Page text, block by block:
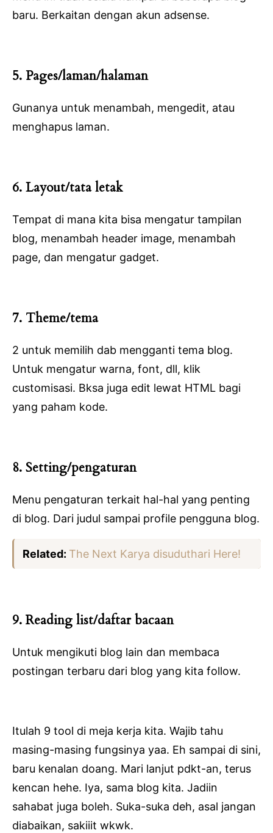
baru. Berkaitan dengan akun adsense.
5. Pages/laman/halaman
Gunanya untuk menambah, mengedit, atau
menghapus laman.
6. Layout/tata letak
Tempat di mana kita bisa mengatur tampilan
blog, menambah header image, menambah
page, dan mengatur gadget.
7. Theme/tema
2 untuk memilih dab mengganti tema blog.
Untuk mengatur warna, font, dll, klik
customisasi. Bksa juga edit lewat HTML bagi
yang paham kode.
8. Setting/pengaturan
Menu pengaturan terkait hal-hal yang penting
di blog. Dari judul sampai profile pengguna blog.
Related: The Next Karya disuduthari Here!
9. Reading list/daftar bacaan
Untuk mengikuti blog lain dan membaca
postingan terbaru dari blog yang kita follow.
Itulah 9 tool di meja kerja kita. Wajib tahu
masing-masing fungsinya yaa. Eh sampai di sini,
baru kenalan doang. Mari lanjut pdkt-an, terus
kencan hehe. Iya, sama blog kita. Jadiin
sahabat juga boleh. Suka-suka deh, asal jangan
diabaikan, sakiiit wkwk.